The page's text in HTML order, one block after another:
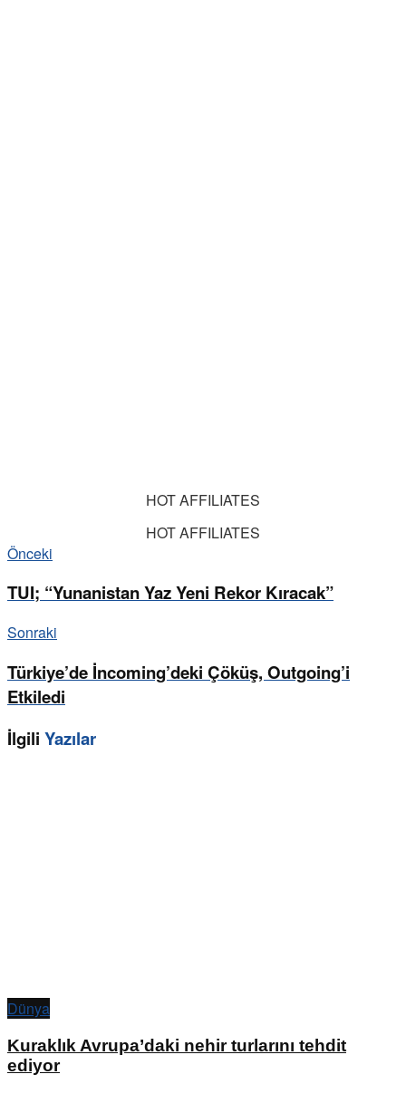
HOT AFFILIATES
HOT AFFILIATES
Önceki
TUI; “Yunanistan Yaz Yeni Rekor Kıracak”
Sonraki
Türkiye’de İncoming’deki Çöküş, Outgoing’i
Etkiledi
İlgili Yazılar
Dünya
Kuraklık Avrupa’daki nehir turlarını tehdit
ediyor